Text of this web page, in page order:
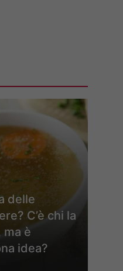
delle
C’è chi la
ma è
idea?